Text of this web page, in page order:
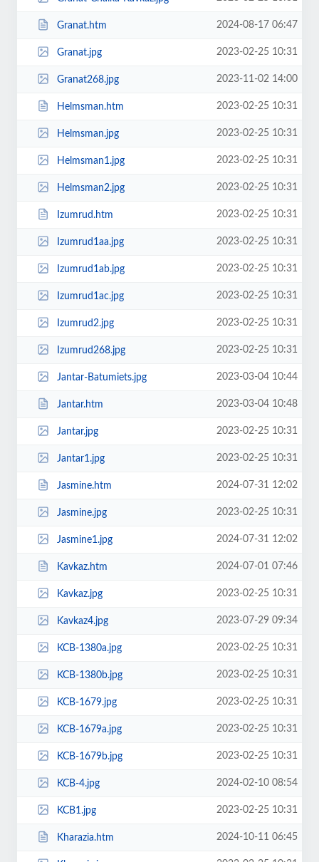
Granat.htm 2024-08-17 06:47
Granat.jpg 2023-02-25 10:31
Granat268.jpg 2023-11-02 14:00
Helmsman.htm 2023-02-25 10:31
Helmsman.jpg 2023-02-25 10:31
Helmsman1.jpg 2023-02-25 10:31
Helmsman2.jpg 2023-02-25 10:31
Izumrud.htm 2023-02-25 10:31
Izumrud1aa.jpg 2023-02-25 10:31
Izumrud1ab.jpg 2023-02-25 10:31
Izumrud1ac.jpg 2023-02-25 10:31
Izumrud2.jpg 2023-02-25 10:31
Izumrud268.jpg 2023-02-25 10:31
Jantar-Batumiets.jpg 2023-03-04 10:44
Jantar.htm 2023-03-04 10:48
Jantar.jpg 2023-02-25 10:31
Jantar1.jpg 2023-02-25 10:31
Jasmine.htm 2024-07-31 12:02
Jasmine.jpg 2023-02-25 10:31
Jasmine1.jpg 2024-07-31 12:02
Kavkaz.htm 2024-07-01 07:46
Kavkaz.jpg 2023-02-25 10:31
Kavkaz4.jpg 2023-07-29 09:34
KCB-1380a.jpg 2023-02-25 10:31
KCB-1380b.jpg 2023-02-25 10:31
KCB-1679.jpg 2023-02-25 10:31
KCB-1679a.jpg 2023-02-25 10:31
KCB-1679b.jpg 2023-02-25 10:31
KCB-4.jpg 2024-02-10 08:54
KCB1.jpg 2023-02-25 10:31
Kharazia.htm 2024-10-11 06:45